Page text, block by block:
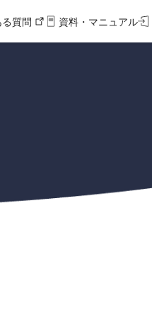
質問 資料・マニュアル